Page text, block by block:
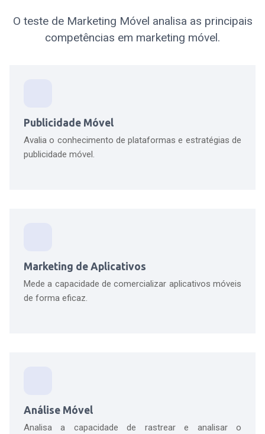
O teste de Marketing Móvel analisa as principais
competências em marketing móvel.
Publicidade Móvel
Avalia o conhecimento de plataformas e estratégias de
publicidade móvel.
Marketing de Aplicativos
Mede a capacidade de comercializar aplicativos móveis
de forma eficaz.
Análise Móvel
Analisa a capacidade de rastrear e analisar o